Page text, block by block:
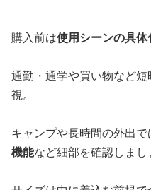
購入前は使用シーンの具体
通勤・通学や買い物など
視。
キャンプや長時間の外出で
機能など細部を確認しまし